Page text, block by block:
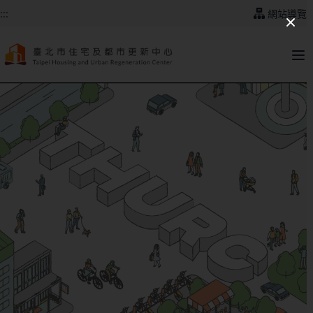
跳到主要內容
::: 網站導覽
:::